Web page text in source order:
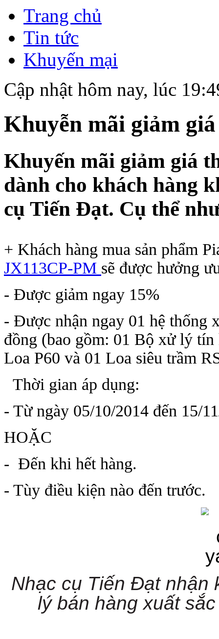
Trang chủ
Tin tức
Khuyến mại
Cập nhật hôm nay, lúc
Khuyễn mãi giảm
Khuyến mãi giảm giá
dành cho khách hàng
cụ Tiến Đạt. Cụ thể
+ Khách hàng mua sản phẩm
JX113CP-PM sẽ được hưởng
- Được giảm ngay 15%
- Được nhận ngay 01 hệ thống
đồng (bao gồm: 01 Bộ xử lý
Loa P60 và 01 Loa siêu trầm
Thời gian áp dụng:
- Từ ngày 05/10/2014 đến 15/
HOẶC
- Đến khi hết hàng.
- Tùy điều kiện nào đến trước.
Nhạc cụ Tiến Đạt nhận
lý bán hàng xuất